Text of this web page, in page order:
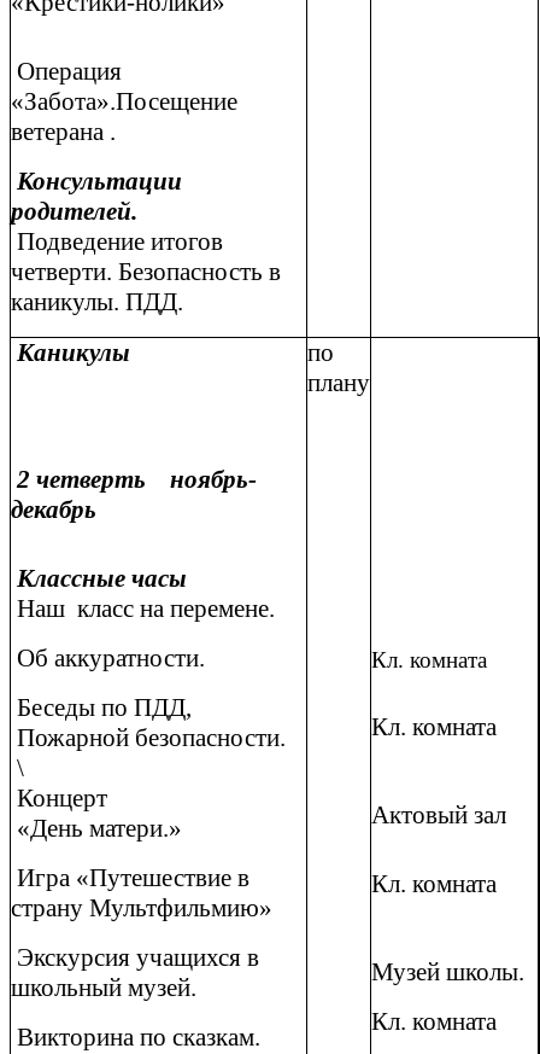
Операция
«Забота».Посещение
ветерана .
Консультации
родителей.
Подведение итогов
четверти. Безопасность в
каникулы. ПДД.
Каникулы
2 четверть ноябрь-
декабрь
Классные часы
Наш класс на перемене.
Об аккуратности.
Беседы по ПДД,
Пожарной безопасности.
\
Концерт
«День матери.»
Игра «Путешествие в
страну Мультфильмию»
Экскурсия учащихся в
школьный музей.
Викторина по сказкам.
по
плану
Кл. комната
Кл. комната
Актовый зал
Кл. комната
Музей школы.
Кл. комната